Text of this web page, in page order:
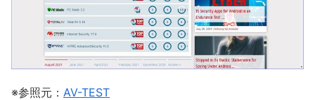
※参照元： AV-TEST